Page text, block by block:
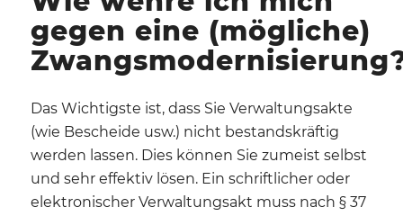
gegen eine (mögliche)
Das Wichtigste ist, dass Sie Verwaltungsakte
(wie Bescheide usw.) nicht bestandskräftig
werden lassen. Dies können Sie zumeist selbst
und sehr effektiv lösen. Ein schriftlicher oder
elektronischer Verwaltungsakt muss nach § 37